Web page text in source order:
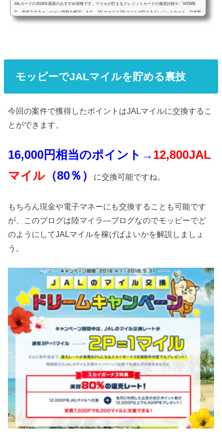
JALカードの2026年最新のおすすめ情報です。マイルが貯まるクレジットカードの徹底比較や「WEB限
定」新規入会キャンペーン情報を解説します。JALカードはJALマイルが貯まるクレジットカード、日本航
空がクレジットカード会社と提携して発行しています。もし貴方がJALマイルを貯めたいと思っているの
モッピーでJALマイルを貯める裏技
今回の案件で獲得したポイントはJALマイルに交換するこ
とができます。
16,000円相当のポイント→ 12,800JAL
マイル （80％） に交換可能ですね。
もちろん現金や電子マネーにも交換することも可能です
が、このブログは陸マイラ―ブログなのでモッピーでど
のようにしてJALマイルを稼げばよいかを解説しましょ
う。